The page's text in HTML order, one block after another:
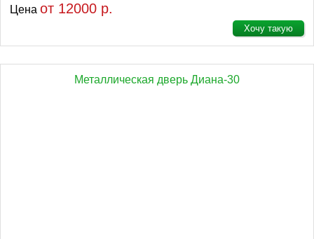
Цена от 12000 р.
Хочу такую
Металлическая дверь Диана-30